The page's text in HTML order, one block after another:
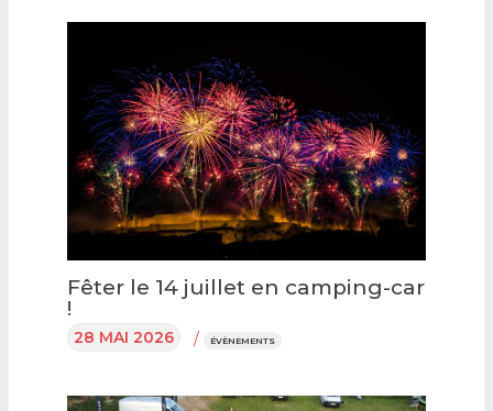
Fêter le 14 juillet en camping-car
!
28 MAI 2026 / ÉVÈNEMENTS